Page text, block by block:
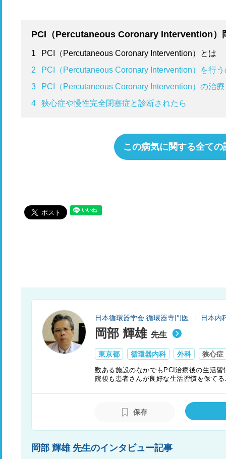
PCI（Percutaneous Coronary Intervention）
1
PCI（Percutaneous Coronary Intervention）とは
2
PCI（Percutaneous Coronary Intervention）を行
3
PCI（Percutaneous Coronary Intervention）の治
4
狭心症や慢性完全閉塞症と診断されたら
この病気に関する全て
日本循環器学会 循環器専門医 日本内
岡部 輝雄 先生
東京都 循環器内科 外科 狭心症
数ある施設のなかでもPCI治療後の生活
院後も患者さんが良好な生活習慣を保て
行っている。
保存
岡部 輝雄 先生のインタビュー記事